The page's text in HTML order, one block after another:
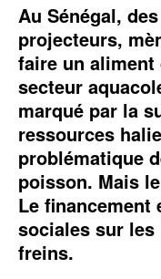
Au Sénégal,
projecteurs,
faire un
secteur
marqué par la
ressources
problématique
poisson. Mais
Le financement
sociales sur
freins.